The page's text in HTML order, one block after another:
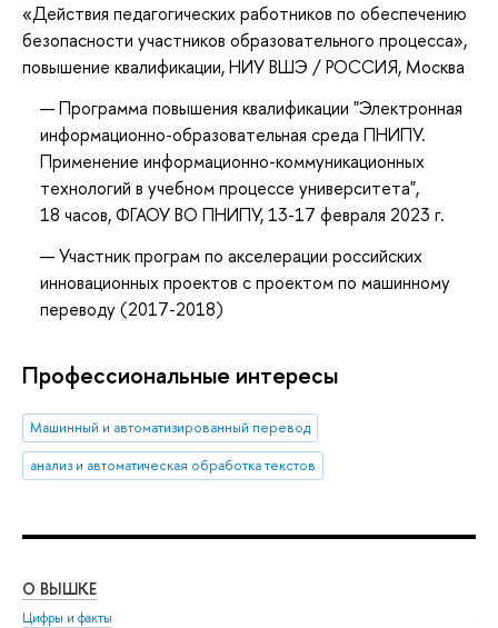
«Действия педагогических работников по обеспечению
безопасности участников образовательного процесса»,
повышение квалификации, НИУ ВШЭ / РОССИЯ, Москва
Программа повышения квалификации "Электронная
информационно-образовательная среда ПНИПУ.
Применение информационно-коммуникационных
технологий в учебном процессе университета",
18 часов, ФГАОУ ВО ПНИПУ, 13-17 февраля 2023 г.
Участник програм по акселерации российских
инновационных проектов с проектом по машинному
переводу (2017-2018)
Профессиональные интересы
Машинный и автоматизированный перевод
анализ и автоматическая обработка текстов
О ВЫШКЕ
Цифры и факты